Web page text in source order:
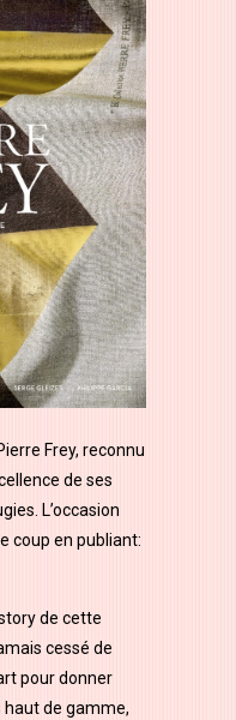
Frey, reconnu
de ses
L’occasion
coup en publiant:
de cette
cessé de
pour donner
haut de gamme,